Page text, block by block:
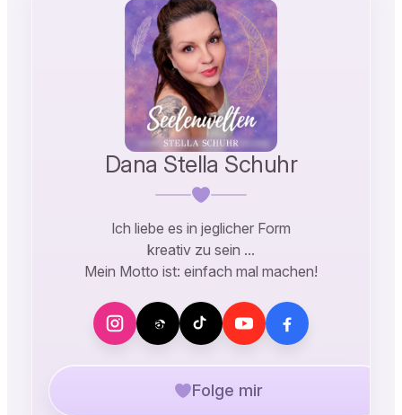
Dana Stella Schuhr
Ich liebe es in jeglicher Form
kreativ zu sein …
Mein Motto ist: einfach mal machen!
Folge mir